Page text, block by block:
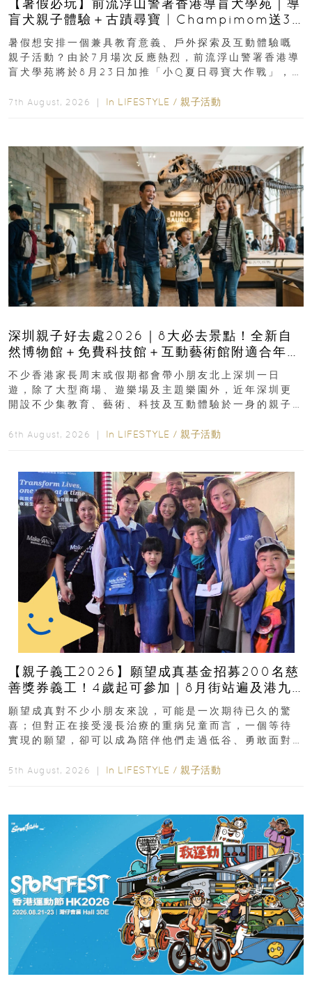
盲犬親子體驗＋古蹟尋寶 | Champimom送3
組免費名額
暑假想安排一個兼具教育意義、戶外探索及互動體驗嘅
親子活動？由於7月場次反應熱烈，前流浮山警署香港導
盲犬學苑將於8月23日加推「小Q夏日尋寶大作戰」，家
7th August, 2026 ｜ In LIFESTYLE / 親子活動
深圳親子好去處2026｜8大必去景點！全新自
然博物館＋免費科技館＋互動藝術館附適合年
齡、交通、門票、開放時間
不少香港家長周末或假期都會帶小朋友北上深圳一日
遊，除了大型商場、遊樂場及主題樂園外，近年深圳更
開設不少集教育、藝術、科技及互動體驗於一身的親子
6th August, 2026 ｜ In LIFESTYLE / 親子活動
【親子義工2026】願望成真基金招募200名慈
善獎券義工！4歲起可參加｜8月街站遍及港九
新界
願望成真對不少小朋友來說，可能是一次期待已久的驚
喜；但對正在接受漫長治療的重病兒童而言，一個等待
實現的願望，卻可以成為陪伴他們走過低谷、勇敢面對
5th August, 2026 ｜ In LIFESTYLE / 親子活動